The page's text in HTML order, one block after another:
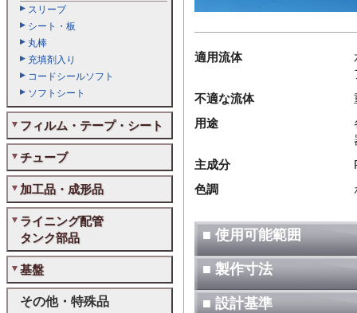
スリーブ
シート・板
丸棒
充填剤入り
コードシールソフト
ソフトシート
フィルム・テープ・シート
チューブ
加工品・成形品
ライニング配管
タンク部品
基盤
その他・特殊品
適用流体
不適な流体
用途
主成分
色調
■ 使用可能範囲
■ 製作寸法
■ 設計基準